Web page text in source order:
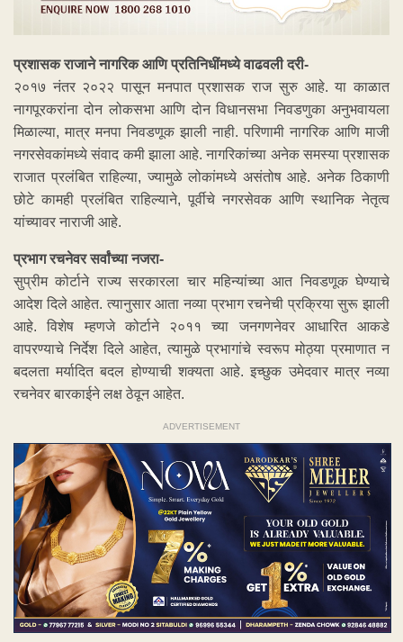
प्रशासक राजाने नागरिक आणि प्रतिनिधींमध्ये वाढवली दरी-
२०१७ नंतर २०२२ पासून मनपात प्रशासक राज सुरु आहे. या काळात
नागपूरकरांना दोन लोकसभा आणि दोन विधानसभा निवडणुका अनुभवायला
मिळाल्या, मात्र मनपा निवडणूक झाली नाही. परिणामी नागरिक आणि माजी
नगरसेवकांमध्ये संवाद कमी झाला आहे. नागरिकांच्या अनेक समस्या प्रशासक
राजात प्रलंबित राहिल्या, ज्यामुळे लोकांमध्ये असंतोष आहे. अनेक ठिकाणी
छोटे कामही प्रलंबित राहिल्याने, पूर्वीचे नगरसेवक आणि स्थानिक नेतृत्व
यांच्यावर नाराजी आहे.
प्रभाग रचनेवर सर्वांच्या नजरा-
सुप्रीम कोर्टाने राज्य सरकारला चार महिन्यांच्या आत निवडणूक घेण्याचे
आदेश दिले आहेत. त्यानुसार आता नव्या प्रभाग रचनेची प्रक्रिया सुरू झाली
आहे. विशेष म्हणजे कोर्टाने २०११ च्या जनगणनेवर आधारित आकडे
वापरण्याचे निर्देश दिले आहेत, त्यामुळे प्रभागांचे स्वरूप मोठ्या प्रमाणात न
बदलता मर्यादित बदल होण्याची शक्यता आहे. इच्छुक उमेदवार मात्र नव्या
रचनेवर बारकाईने लक्ष ठेवून आहेत.
ADVERTISEMENT